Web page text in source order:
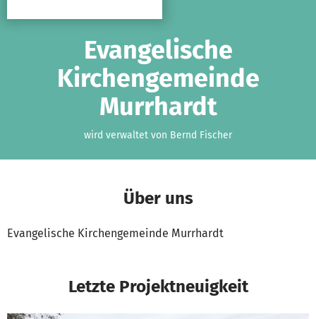
Evangelische
Kirchengemeinde
Murrhardt
wird verwaltet von Bernd Fischer
Über uns
Evangelische Kirchengemeinde Murrhardt
Letzte Projektneuigkeit